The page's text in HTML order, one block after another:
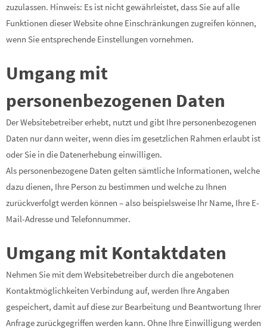
zuzulassen. Hinweis: Es ist nicht gewährleistet, dass Sie auf alle
Funktionen dieser Website ohne Einschränkungen zugreifen können,
wenn Sie entsprechende Einstellungen vornehmen.
Umgang mit
personenbezogenen Daten
Der Websitebetreiber erhebt, nutzt und gibt Ihre personenbezogenen
Daten nur dann weiter, wenn dies im gesetzlichen Rahmen erlaubt ist
oder Sie in die Datenerhebung einwilligen.
Als personenbezogene Daten gelten sämtliche Informationen, welche
dazu dienen, Ihre Person zu bestimmen und welche zu Ihnen
zurückverfolgt werden können – also beispielsweise Ihr Name, Ihre E-
Mail-Adresse und Telefonnummer.
Umgang mit Kontaktdaten
Nehmen Sie mit dem Websitebetreiber durch die angebotenen
Kontaktmöglichkeiten Verbindung auf, werden Ihre Angaben
gespeichert, damit auf diese zur Bearbeitung und Beantwortung Ihrer
Anfrage zurückgegriffen werden kann. Ohne Ihre Einwilligung werden